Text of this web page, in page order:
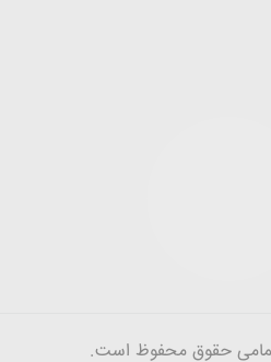
حقوق محفوظ است.